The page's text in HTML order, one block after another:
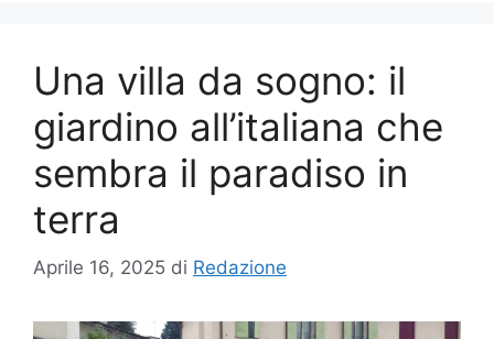
Una villa da sogno: il
giardino all’italiana che
sembra il paradiso in
terra
Aprile 16, 2025 di Redazione